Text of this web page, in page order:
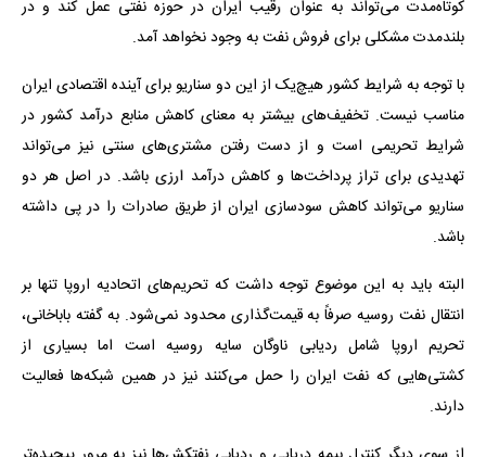
کوتاه‌مدت می‌تواند به عنوان رقیب ایران در حوزه نفتی عمل کند و در
بلندمدت مشکلی برای فروش نفت به وجود نخواهد آمد.
با توجه به شرایط کشور هیچ‌یک از این دو سناریو برای آینده اقتصادی ایران
مناسب نیست. تخفیف‌های بیشتر به معنای کاهش منابع درآمد کشور در
شرایط تحریمی است و از دست رفتن مشتری‌های سنتی نیز می‌تواند
تهدیدی برای تراز پرداخت‌ها و کاهش درآمد ارزی باشد. در اصل هر دو
سناریو می‌تواند کاهش سودسازی ایران از طریق صادرات را در پی داشته
باشد.
البته باید به این موضوع توجه داشت که تحریم‌های اتحادیه اروپا تنها بر
انتقال نفت روسیه صرفاً به قیمت‌گذاری محدود نمی‌شود. به گفته باباخانی،
تحریم اروپا شامل ردیابی ناوگان سایه روسیه است اما بسیاری از
کشتی‌هایی که نفت ایران را حمل می‌کنند نیز در همین شبکه‌ها فعالیت
دارند.